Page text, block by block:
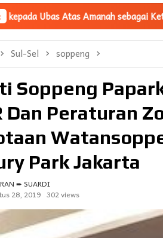
Ketua DPC Gerindra Luwu
Sul-Sel soppeng
Soppeng
Dan Peraturan
Park Jakarta
➨ SUARDI
28, 2019 302 views